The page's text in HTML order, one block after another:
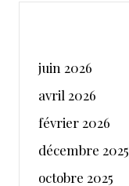
juin 2026
avril 2026
février 2026
décembre 2025
octobre 2025